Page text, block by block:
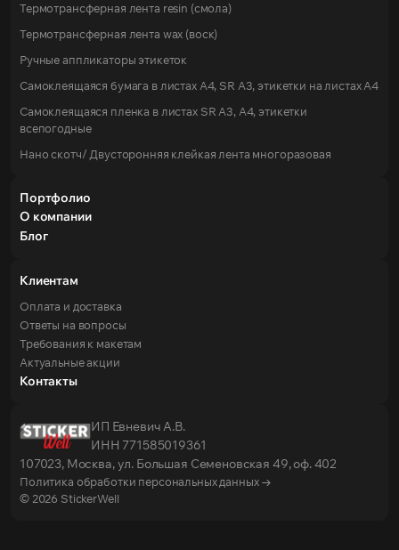
ИП Евневич А.В.
ИНН 771585019361
107023, Москва, ул. Большая Семеновская 49, оф. 402
Политика обработки персональных данных →
© 2026 StickerWell
Термотрансферная лента resin (смола)
Термотрансферная лента wax (воск)
Ручные аппликаторы этикеток
Самоклеящаяся бумага в листах А4, SR А3, этикетки на листах A4
Самоклеящаяся пленка в листах SR А3, А4, этикетки
всепогодные
Нано скотч/ Двусторонняя клейкая лента многоразовая
Портфолио
О компании
Блог
Клиентам
Оплата и доставка
Ответы на вопросы
Требования к макетам
Актуальные акции
Контакты